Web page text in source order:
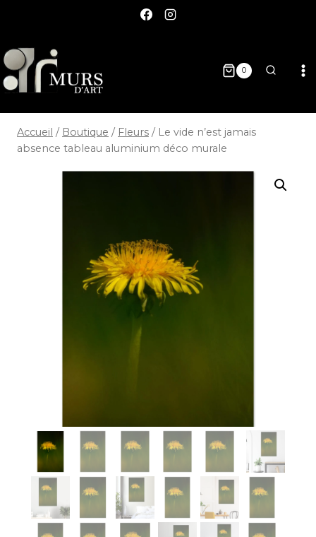
0
Accueil / Boutique / Fleurs / Le vide n’est jamais
absence tableau aluminium déco murale